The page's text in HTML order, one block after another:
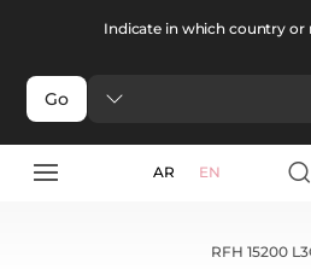
Indicate in which country or
Go
EN
AR
RFH 15200